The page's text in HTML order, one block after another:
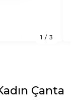
1 / 3
Çanta